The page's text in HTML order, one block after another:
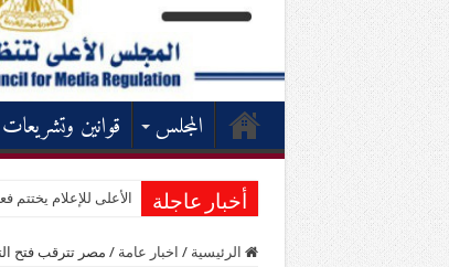
المجلس قوانين وتشريعات
أخبار عاجلة الأعلى للإعلام يختتم
الرئيسية / اخبار عامة / مصر تترقب فتح